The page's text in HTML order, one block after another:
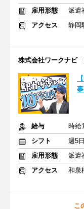
雇用形態
派遣
アクセス
静岡
株式会社ワークナビ
給与
時給
シフト
週5
雇用形態
派遣
アクセス
和泉
こ